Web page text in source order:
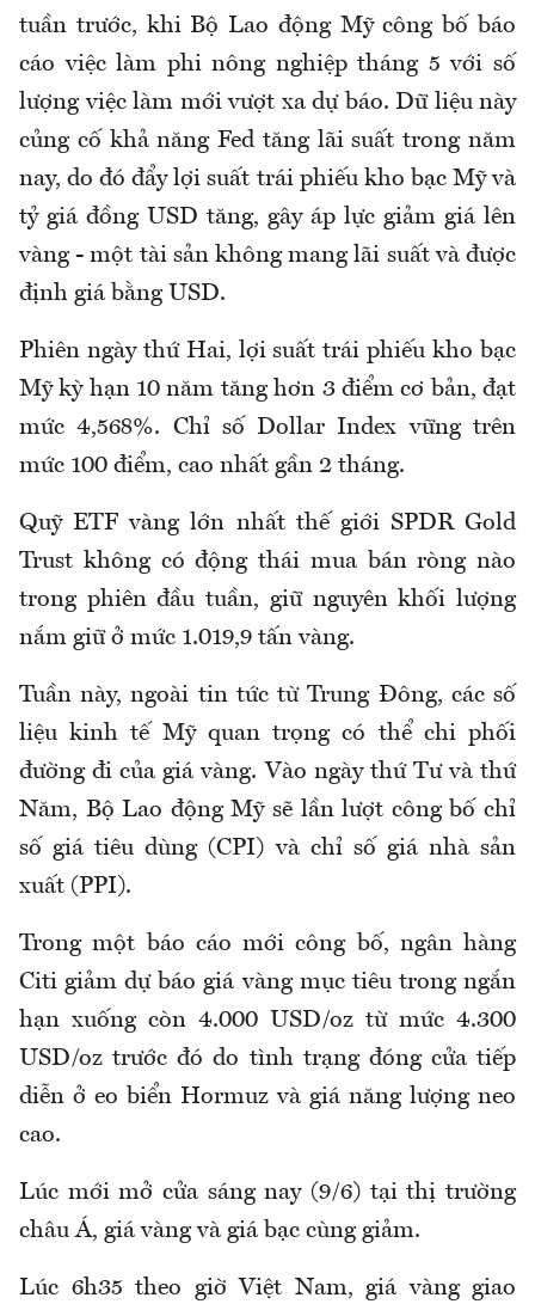
tuần trước, khi Bộ Lao động Mỹ công bố báo
cáo việc làm phi nông nghiệp tháng 5 với số
lượng việc làm mới vượt xa dự báo. Dữ liệu này
củng cố khả năng Fed tăng lãi suất trong năm
nay, do đó đẩy lợi suất trái phiếu kho bạc Mỹ và
tỷ giá đồng USD tăng, gây áp lực giảm giá lên
vàng - một tài sản không mang lãi suất và được
định giá bằng USD.
Phiên ngày thứ Hai, lợi suất trái phiếu kho bạc
Mỹ kỳ hạn 10 năm tăng hơn 3 điểm cơ bản, đạt
mức 4,568%. Chỉ số Dollar Index vững trên
mức 100 điểm, cao nhất gần 2 tháng.
Quỹ ETF vàng lớn nhất thế giới SPDR Gold
Trust không có động thái mua bán ròng nào
trong phiên đầu tuần, giữ nguyên khối lượng
nắm giữ ở mức 1.019,9 tấn vàng.
Tuần này, ngoài tin tức từ Trung Đông, các số
liệu kinh tế Mỹ quan trọng có thể chi phối
đường đi của giá vàng. Vào ngày thứ Tư và thứ
Năm, Bộ Lao động Mỹ sẽ lần lượt công bố chỉ
số giá tiêu dùng (CPI) và chỉ số giá nhà sản
xuất (PPI).
Trong một báo cáo mới công bố, ngân hàng
Citi giảm dự báo giá vàng mục tiêu trong ngắn
hạn xuống còn 4.000 USD/oz từ mức 4.300
USD/oz trước đó do tình trạng đóng cửa tiếp
diễn ở eo biển Hormuz và giá năng lượng neo
cao.
Lúc mới mở cửa sáng nay (9/6) tại thị trường
châu Á, giá vàng và giá bạc cùng giảm.
Lúc 6h35 theo giờ Việt Nam, giá vàng giao